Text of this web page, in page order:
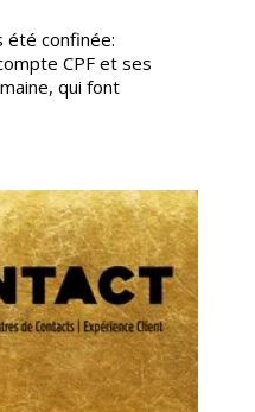
été confinée:
CPF et ses
qui font